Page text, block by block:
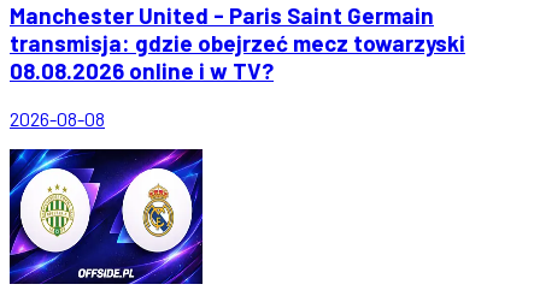
Manchester United - Paris Saint Germain
transmisja: gdzie obejrzeć mecz towarzyski
08.08.2026 online i w TV?
2026-08-08